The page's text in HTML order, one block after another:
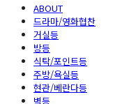
ABOUT
드라마/영화협찬
거실등
방등
식탁/포인트등
주방/욕실등
현관/베란다등
벽등